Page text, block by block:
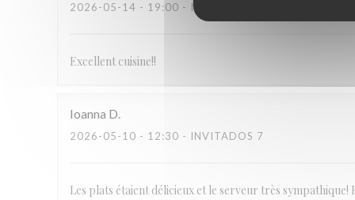
2026-05-14 - 19:00 - INVITADOS 2
Excellent cuisine!!
Ioanna D
2026-05-10 - 12:30 - INVITADOS 7
Les plats étaient délicieux et le serveur très sympathique!